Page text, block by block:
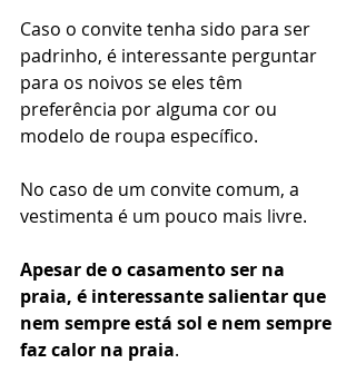
Caso o convite tenha sido para ser
padrinho, é interessante perguntar
para os noivos se eles têm
preferência por alguma cor ou
modelo de roupa específico.
No caso de um convite comum, a
vestimenta é um pouco mais livre.
Apesar de o casamento ser na
praia, é interessante salientar que
nem sempre está sol e nem sempre
faz calor na praia.